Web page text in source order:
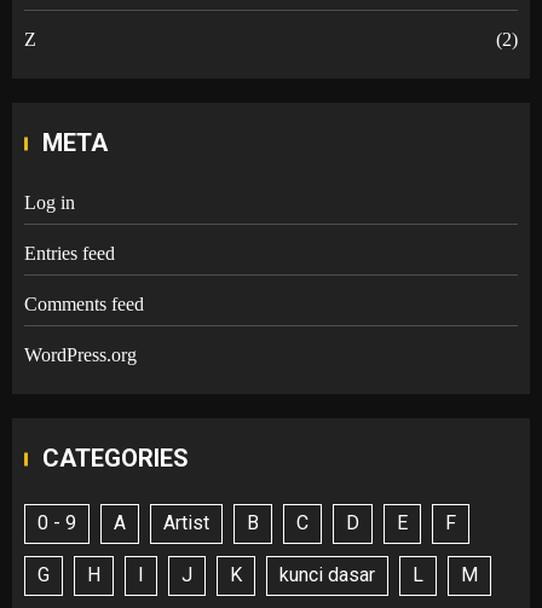
Z (2)
META
Log in
Entries feed
Comments feed
WordPress.org
CATEGORIES
0 - 9 A Artist B C D E F
G H I J K kunci dasar L M